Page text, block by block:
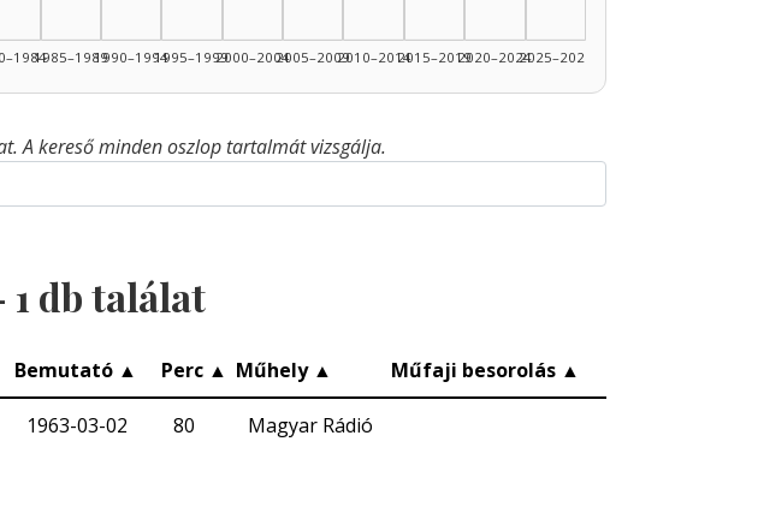
1985–19891990–19941995–19992000–20042005–20092010–20142015–20192020–20242025–2026
A kereső minden oszlop tartalmát vizsgálja.
1 db találat
Bemutató ▲ Perc ▲ Műhely ▲ Műfaji besorolás ▲
1963-03-02 80 Magyar Rádió